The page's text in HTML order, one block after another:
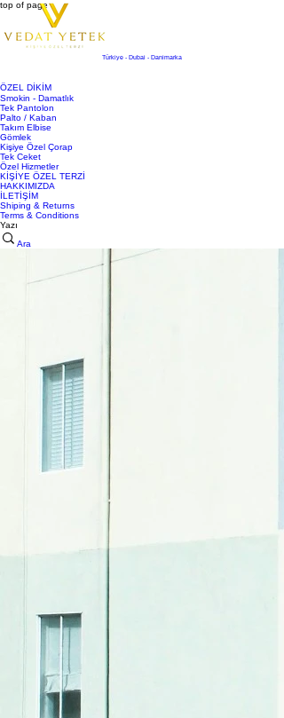
top of page
Türkiye - Dubai - Danimarka
ÖZEL DİKİM
Smokin - Damatlık
Tek Pantolon
Palto / Kaban
Takım Elbise
Gömlek
Kişiye Özel Çorap
Tek Ceket
Özel Hizmetler
KİŞİYE ÖZEL TERZİ
HAKKIMIZDA
İLETİŞİM
Shiping & Returns
Terms & Conditions
Yazı
Ara